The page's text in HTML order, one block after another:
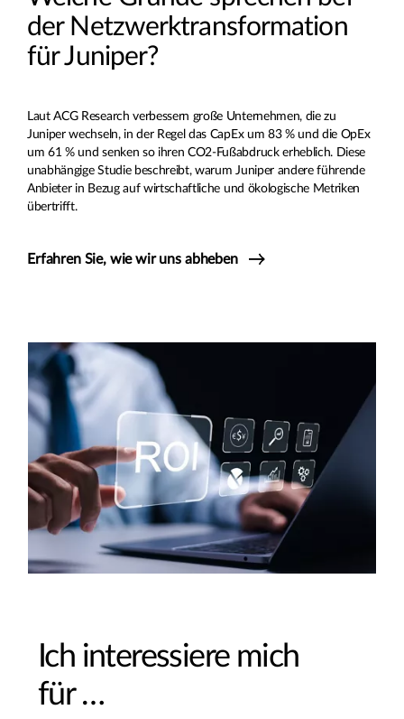
der Netzwerktransformation
für Juniper?
Laut ACG Research verbessern große Unternehmen, die zu
Juniper wechseln, in der Regel das CapEx um 83 % und die OpEx
um 61 % und senken so ihren CO2-Fußabdruck erheblich. Diese
unabhängige Studie beschreibt, warum Juniper andere führende
Anbieter in Bezug auf wirtschaftliche und ökologische Metriken
übertrifft.
Erfahren Sie, wie wir uns abheben
Ich interessiere mich
für …